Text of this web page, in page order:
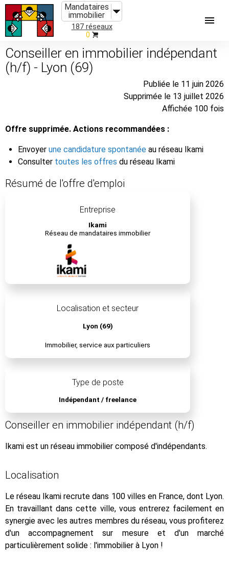
Mandataires
immobilier
187 réseaux
0
Conseiller en immobilier indépendant
(h/f) - Lyon (69)
Publiée le 11 juin 2026
Supprimée le 13 juillet 2026
Affichée 100 fois
Offre supprimée. Actions recommandées :
Envoyer une candidature spontanée au réseau Ikami
Consulter toutes les offres du réseau Ikami
Résumé de l'offre d'emploi
Entreprise
Ikami
Réseau de mandataires immobilier
Localisation et secteur
Lyon (69)
Immobilier, service aux particuliers
Type de poste
Indépendant / freelance
Conseiller en immobilier indépendant (h/f)
Ikami est un réseau immobilier composé d'indépendants.
Localisation
Le réseau Ikami recrute dans 100 villes en France, dont Lyon.
En travaillant dans cette ville, vous entrerez facilement en
synergie avec les autres membres du réseau, vous profiterez
d'un accompagnement sur mesure et d'un marché
particulièrement solide : l'immobilier à Lyon !